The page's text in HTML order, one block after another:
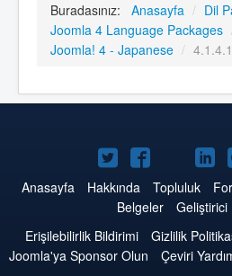
Buradasınız: Anasayfa / Dil
Joomla 4 Language Packages
Joomla! 4 - Japanese / 4.1.4.1
Twitter'da
JoomlaJoomla
Joomla
Anasayfa Hakkında Topluluk
Belgeler
Geliştirici
Erişilebilirlik Bildirimi
Gizlilik
Joomla'ya Sponsor Olun
Çeviri